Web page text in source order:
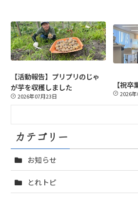
【活動報告】プリプリのじゃ
が芋を収穫しました
2026年07月23日
【祝
2026
カテゴリー
お知らせ
とれトピ